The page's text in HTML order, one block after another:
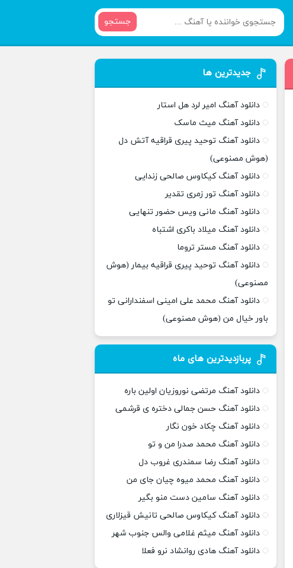
جستجو
جدیدترین ها
دانلود آهنگ امیر لرد هل استار
دانلود آهنگ میث ماسک
دانلود آهنگ توحید پیری قراقیه آتش دل
(هوش مصنوعی)
دانلود آهنگ کیکاوس صالحی زندایی
دانلود آهنگ تور زمری تقدیر
دانلود آهنگ مانی ویس حضور تنهایی
دانلود آهنگ میلاد باکری اشتباه
دانلود آهنگ مستر تروما
دانلود آهنگ توحید پیری قراقیه بیمار (هوش
مصنوعی)
دانلود آهنگ محمد علی امینی اسفندارانی تو
باور خیال من (هوش مصنوعی)
پربازدیدترین های ماه
دانلود آهنگ مرتضی نوروزیان اولین باره
دانلود آهنگ حسن جمالی دختره ی قرشمی
دانلود آهنگ چکاد خون نگار
دانلود آهنگ محمد صدرا من و تو
دانلود آهنگ رضا سمندری غروب دل
دانلود آهنگ محمد میوه چیان جای من
دانلود آهنگ سامین دست منو بگیر
دانلود آهنگ کیکاوس صالحی تانیش قیزلاری
دانلود آهنگ میثم غلامی والس جنوب شهر
دانلود آهنگ هادی روانشاد نرو فعلا